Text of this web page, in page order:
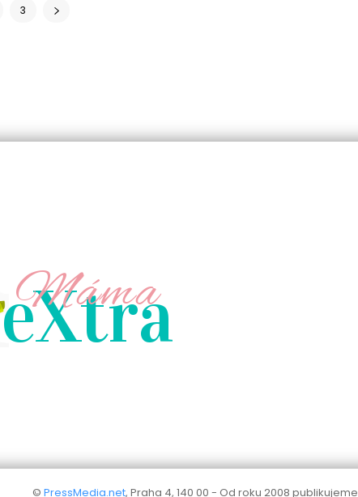
3
eXtra
Máma
© PressMedia.net, Praha 4, 140 00 - Od roku 2008 publikujeme